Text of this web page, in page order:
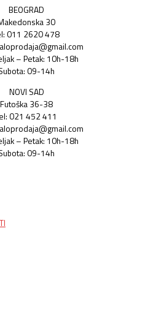
BEOGRAD
30
011 2620 478
– Petak: 10h-18h
09-14h
NOVI SAD
Futoška 36-38
021 452 411
– Petak: 10h-18h
09-14h